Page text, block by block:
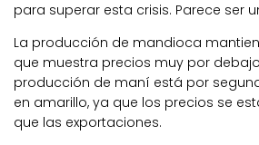
para superar esta crisis. Parece ser
La producción de mandioca
que muestra precios muy por
producción de maní está por
en amarillo, ya que los precios se
que las exportaciones.